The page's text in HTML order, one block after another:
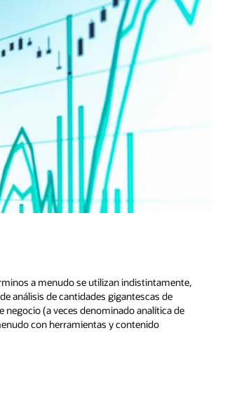
a menudo se utilizan indistintamente,
análisis de cantidades gigantescas de
(a veces denominado analítica de
con herramientas y contenido